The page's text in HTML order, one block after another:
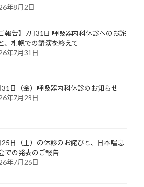
年8月2日
ご報告】7月31日 呼吸器内科休診へのお詫
、札幌での講演を終えて
年7月31日
31日（金）呼吸器内科休診のお知らせ
年7月28日
25日（土）の休診のお詫びと、日本喘息
での発表のご報告
年7月26日